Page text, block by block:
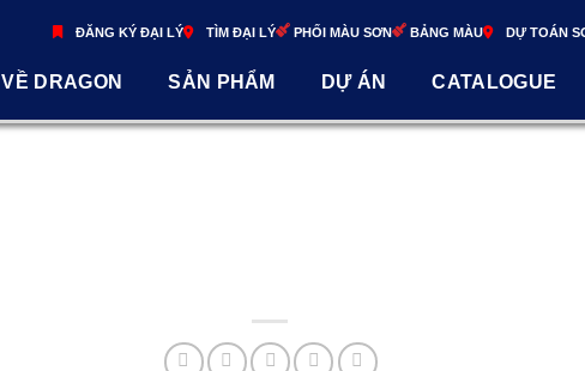
ĐĂNG KÝ ĐẠI LÝ TÌM ĐẠI LÝ PHỐI MÀU SƠN BẢNG MÀU DỰ TOÁN
VỀ DRAGON SẢN PHẨM DỰ ÁN CATALOGUE